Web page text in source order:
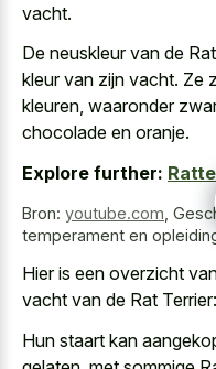
vacht.
De neuskleur van de
kleur van zijn vacht. Ze
kleuren, waaronder
chocolade en oranje.
Explore further:
Bron: youtube.com
temperament en
Hier is een overzicht
vacht van de Rat Terrier:
Hun staart kan